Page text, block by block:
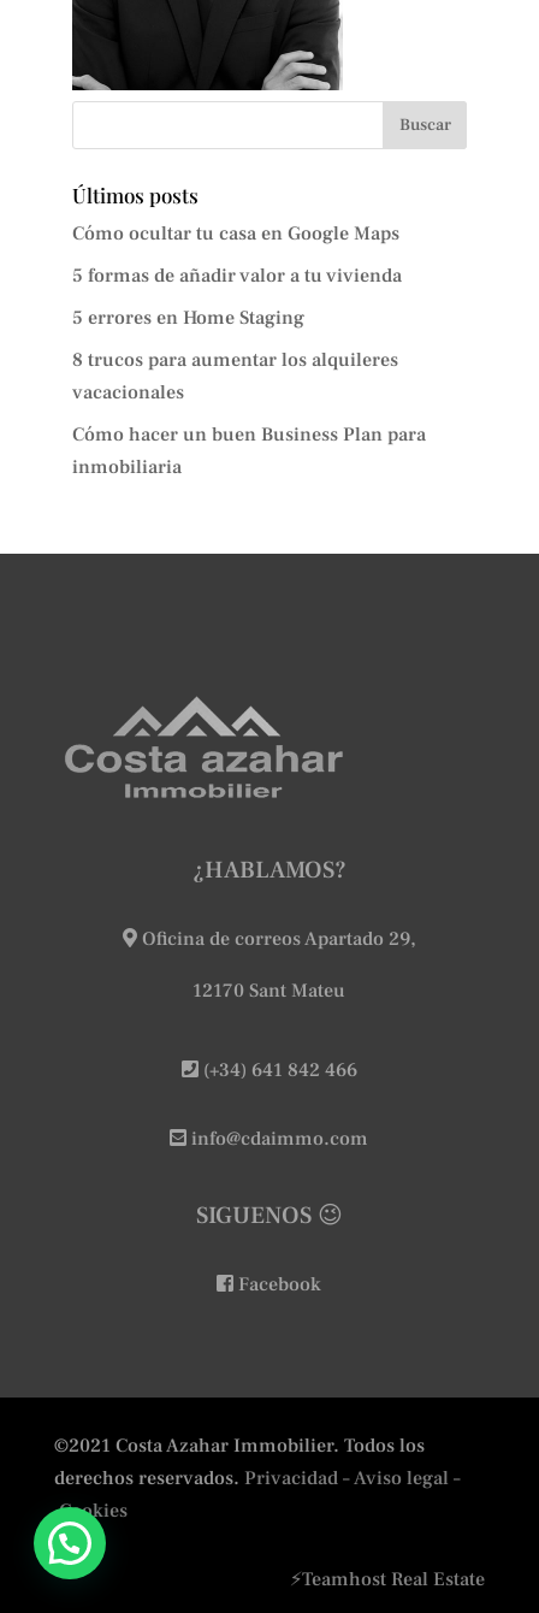
Últimos posts
Cómo ocultar tu casa en Google Maps
5 formas de añadir valor a tu vivienda
5 errores en Home Staging
8 trucos para aumentar los alquileres
vacacionales
Cómo hacer un buen Business Plan para
inmobiliaria
¿HABLAMOS?
Oficina de correos Apartado 29,
12170 Sant Mateu
(+34) 641 842 466
info@cdaimmo.com
SIGUENOS 😉
Facebook
©2021 Costa Azahar Immobilier. Todos los
derechos reservados. Privacidad – Aviso legal –
Cookies
⚡Teamhost Real Estate